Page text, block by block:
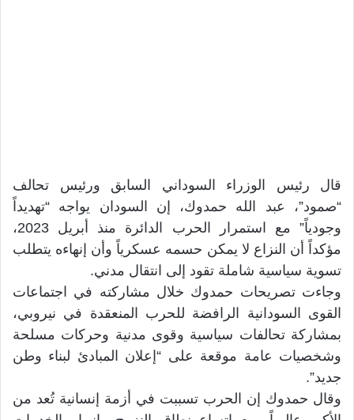
قال رئيس الوزراء السوداني السابق ورئيس تحالف
“صمود”، عبد الله حمدوك، إن السودان يواجه “تهديداً
وجودياً” مع استمرار الحرب الدائرة منذ أبريل 2023،
مؤكداً أن النزاع لا يمكن حسمه عسكرياً وأن إنهاءه يتطلب
تسوية سياسية شاملة تقود إلى انتقال مدني.
وجاءت تصريحات حمدوك خلال مشاركته في اجتماعات
القوى السودانية الرافضة للحرب المنعقدة في نيروبي،
بمشاركة تحالفات سياسية وقوى مدنية وحركات مسلحة
وشخصيات عامة موقعة على “إعلان المبادئ لبناء وطن
جديد”.
وقال حمدوك إن الحرب تسببت في أزمة إنسانية تُعد من